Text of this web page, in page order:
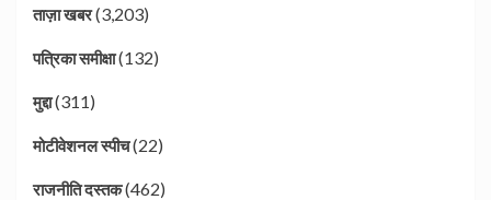
ताज़ा खबर(3,203)
पत्रिका समीक्षा(132)
मुद्दा(311)
मोटीवेशनल स्पीच(22)
राजनीति दस्तक(462)